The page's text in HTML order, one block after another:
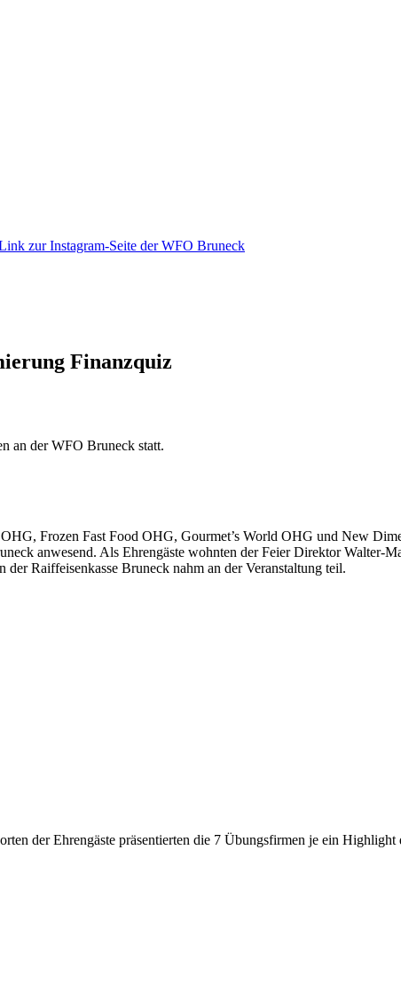
Finanzquiz
an der WFO Bruneck statt.
Frozen Fast Food OHG, Gourmet’s World OHG und New
anwesend. Als Ehrengäste wohnten der Feier Direktor
Raiffeisenkasse Bruneck nahm an der Veranstaltung teil.
der Ehrengäste präsentierten die 7 Übungsfirmen je ein